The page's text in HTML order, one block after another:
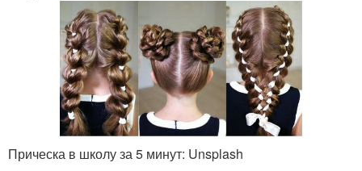
Прическа в школу за 5 минут: Unsplash